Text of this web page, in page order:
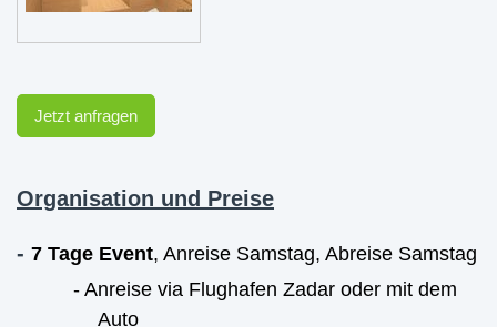
Jetzt anfragen
Organisation und Preise
- 7 Tage Event, Anreise Samstag, Abreise Samstag
- Anreise via Flughafen Zadar oder mit dem
Auto